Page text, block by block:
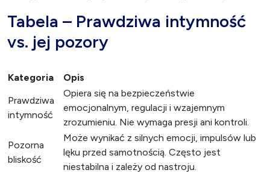
Tabela – Prawdziwa intymność
vs. jej pozory
Kategoria
Opis
Prawdziwa
intymność
Opiera się na bezpieczeństwie
emocjonalnym, regulacji i wzajemnym
zrozumieniu. Nie wymaga presji ani kontroli.
Pozorna
bliskość
Może wynikać z silnych emocji, impulsów lub
lęku przed samotnością. Często jest
niestabilna i zależy od nastroju.